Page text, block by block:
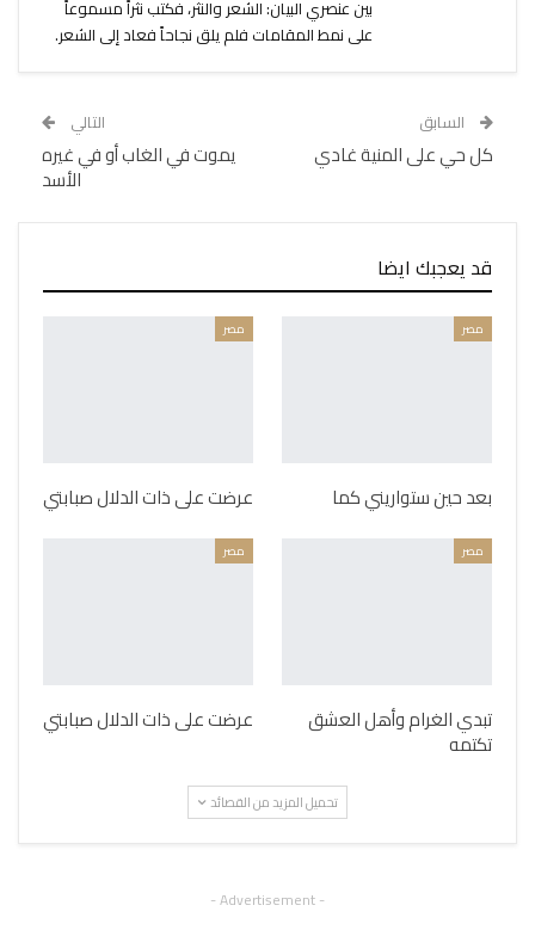
بين عنصري البيان: الشعر والنثر، فكتب نثراً مسموعاً
على نمط المقامات فلم يلق نجاحاً فعاد إلى الشعر.
السابق
كل حي على المنية غادي
التالي
يموت في الغاب أو في غيره
الأسد
قد يعجبك ايضا
مصر
بعد حين ستواريني كما
مصر
عرضت على ذات الدلال صبابتي
مصر
تبدي الغرام وأهل العشق
تكتمه
مصر
عرضت على ذات الدلال صبابتي
تحميل المزيد من القصائد
- Advertisement -